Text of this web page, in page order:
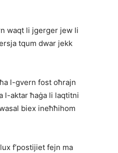
waqt li jgerger jew li
tqum dwar jekk
l-gvern fost oħrajn
l-aktar ħaġa li laqtitni
biex ineħħihom
f’postijiet fejn ma